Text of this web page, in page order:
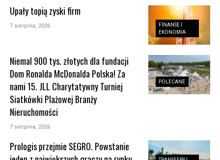
FINANSE I
EKONOMIA
Upały topią zyski firm
7 sierpnia, 2026
POLECANE
Niemal 900 tys. złotych dla fundacji
Dom Ronalda McDonalda Polska! Za
nami 15. JLL Charytatywny Turniej
Siatkówki Plażowej Branży
Nieruchomości
7 sierpnia, 2026
Prologis przejmie SEGRO. Powstanie